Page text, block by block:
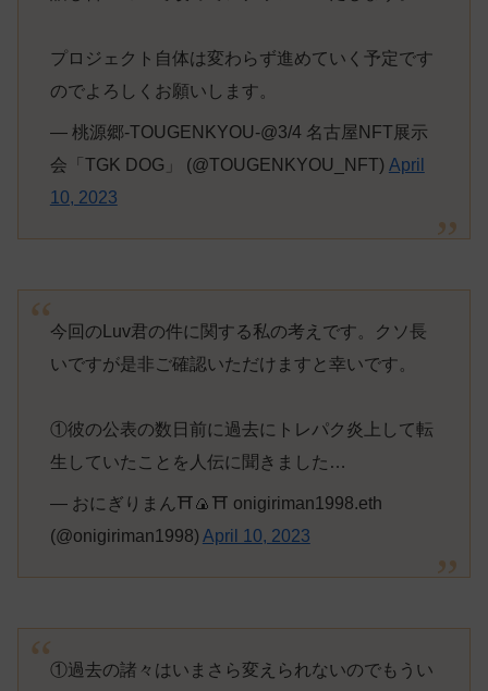
プロジェクト自体は変わらず進めていく予定です
のでよろしくお願いします。
— 桃源郷-TOUGENKYOU-@3/4 名古屋NFT展示
会「TGK DOG」 (@TOUGENKYOU_NFT) April
10, 2023
今回のLuv君の件に関する私の考えです。クソ長
いですが是非ご確認いただけますと幸いです。
①彼の公表の数日前に過去にトレパク炎上して転
生していたことを人伝に聞きました…
— おにぎりまん⛩🍙⛩ onigiriman1998.eth
(@onigiriman1998) April 10, 2023
①過去の諸々はいまさら変えられないのでもうい